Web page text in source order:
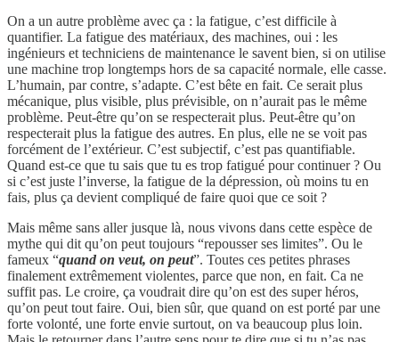
On a un autre problème avec ça : la fatigue, c’est difficile à
quantifier. La fatigue des matériaux, des machines, oui : les
ingénieurs et techniciens de maintenance le savent bien, si on utilise
une machine trop longtemps hors de sa capacité normale, elle casse.
L’humain, par contre, s’adapte. C’est bête en fait. Ce serait plus
mécanique, plus visible, plus prévisible, on n’aurait pas le même
problème. Peut-être qu’on se respecterait plus. Peut-être qu’on
respecterait plus la fatigue des autres. En plus, elle ne se voit pas
forcément de l’extérieur. C’est subjectif, c’est pas quantifiable.
Quand est-ce que tu sais que tu es trop fatigué pour continuer ? Ou
si c’est juste l’inverse, la fatigue de la dépression, où moins tu en
fais, plus ça devient compliqué de faire quoi que ce soit ?
Mais même sans aller jusque là, nous vivons dans cette espèce de
mythe qui dit qu’on peut toujours “repousser ses limites”. Ou le
fameux “quand on veut, on peut”. Toutes ces petites phrases
finalement extrêmement violentes, parce que non, en fait. Ca ne
suffit pas. Le croire, ça voudrait dire qu’on est des super héros,
qu’on peut tout faire. Oui, bien sûr, que quand on est porté par une
forte volonté, une forte envie surtout, on va beaucoup plus loin.